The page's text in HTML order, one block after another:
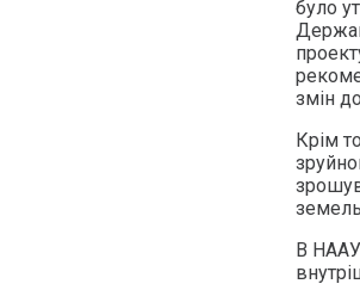
було
змін
Крім
В НААУ